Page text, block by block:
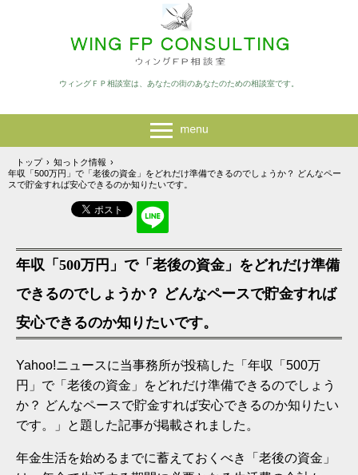
ウィングＦＰ相談室は、あなたの街のあなたのための相談室です。
トップ › 知っトク情報 ›
年収「500万円」で「老後の資金」をどれだけ準備できるのでしょうか？ どんなペー
スで貯金すれば安心できるのか知りたいです。
年収「500万円」で「老後の資金」をどれだけ準備
できるのでしょうか？ どんなペースで貯金すれば
安心できるのか知りたいです。
Yahoo!ニュースに当事務所が投稿した「年収「500万
円」で「老後の資金」をどれだけ準備できるのでしょう
か？ どんなペースで貯金すれば安心できるのか知りたい
です。」と題した記事が掲載されました。
年金生活を始めるまでに蓄えておくべき「老後の資金」